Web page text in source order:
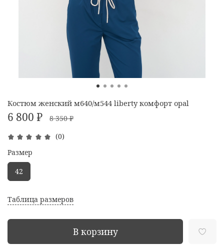
(0)
Костюм женский м640/м544 liberty комфорт opal
6 800 ₽ 8 350 ₽
Таблица размеров
В корзину
Размер
42